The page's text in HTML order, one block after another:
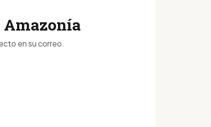
en su correo.